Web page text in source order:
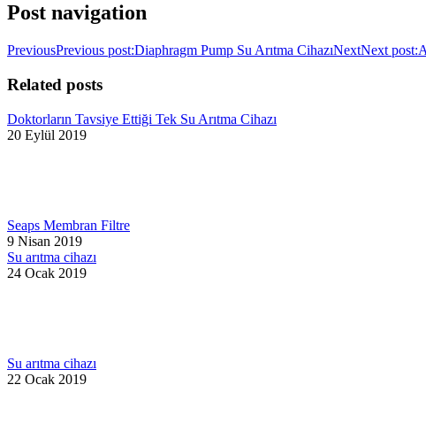
Post navigation
PreviousPrevious post:Diaphragm Pump Su Arıtma CihazıNextNext post:
Related posts
Doktorların Tavsiye Ettiği Tek Su Arıtma Cihazı
20 Eylül 2019
Seaps Membran Filtre
9 Nisan 2019
Su arıtma cihazı
24 Ocak 2019
Su arıtma cihazı
22 Ocak 2019